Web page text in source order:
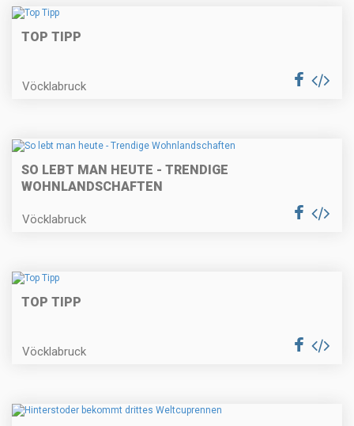
TOP TIPP
Vöcklabruck
SO LEBT MAN HEUTE - TRENDIGE
WOHNLANDSCHAFTEN
Vöcklabruck
TOP TIPP
Vöcklabruck